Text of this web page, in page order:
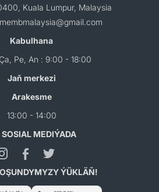
Kuala Lumpur, Malaysia
Kabulhana
Pe, An : 9:00 - 18:00
Jaň merkezi
Arakesme
13:00 - 14:00
SOSIAL MEDIÝADA
ÝÜKLÄŇ!